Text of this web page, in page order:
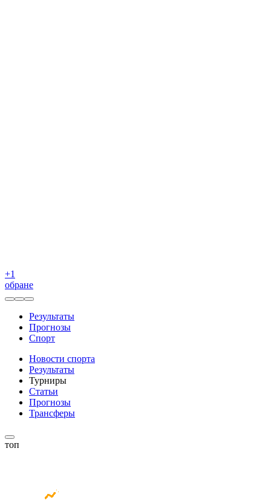
+1
обране
Результаты
Прогнозы
Спорт
Новости спорта
Результаты
Турниры
Статьи
Прогнозы
Трансферы
топ